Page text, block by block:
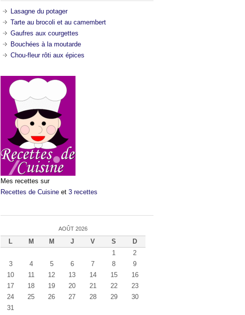
Lasagne du potager
Tarte au brocoli et au camembert
Gaufres aux courgettes
Bouchées à la moutarde
Chou-fleur rôti aux épices
Mes recettes sur
Recettes de Cuisineet 3 recettes
AOÛT 2026
L M M J V S
D
1
2
3
4 5 6 7 8
9
10
11 12 13 14 15
16
17
18 19 20 21 22
23
24
25 26 27 28 29
30
31